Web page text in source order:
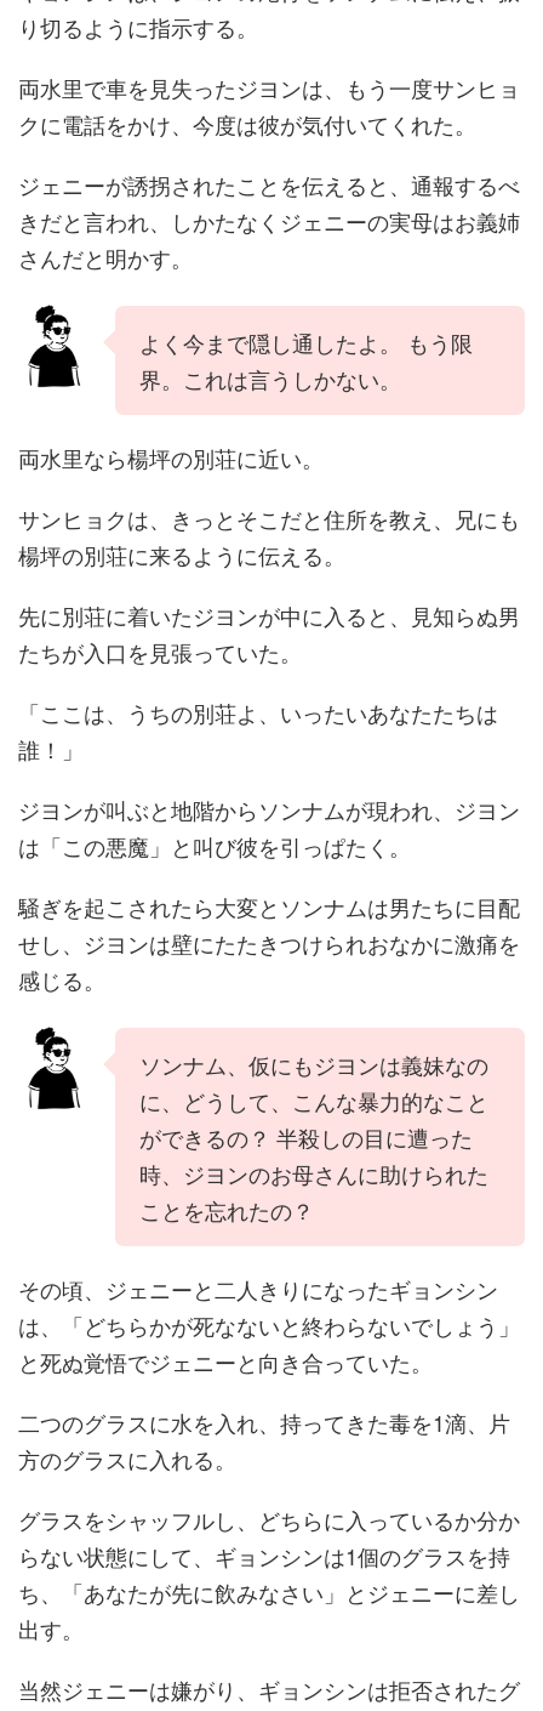
り切るように指示する。
両水里で車を見失ったジヨンは、もう一度サンヒョ
クに電話をかけ、今度は彼が気付いてくれた。
ジェニーが誘拐されたことを伝えると、通報するべ
きだと言われ、しかたなくジェニーの実母はお義姉
さんだと明かす。
よく今まで隠し通したよ。 もう限
界。これは言うしかない。
両水里なら楊坪の別荘に近い。
サンヒョクは、きっとそこだと住所を教え、兄にも
楊坪の別荘に来るように伝える。
先に別荘に着いたジヨンが中に入ると、見知らぬ男
たちが入口を見張っていた。
「ここは、うちの別荘よ、いったいあなたたちは
誰！」
ジヨンが叫ぶと地階からソンナムが現われ、ジヨン
は「この悪魔」と叫び彼を引っぱたく。
騒ぎを起こされたら大変とソンナムは男たちに目配
せし、ジヨンは壁にたたきつけられおなかに激痛を
感じる。
ソンナム、仮にもジヨンは義妹なの
に、どうして、こんな暴力的なこと
ができるの？ 半殺しの目に遭った
時、ジヨンのお母さんに助けられた
ことを忘れたの？
その頃、ジェニーと二人きりになったギョンシン
は、「どちらかが死なないと終わらないでしょう」
と死ぬ覚悟でジェニーと向き合っていた。
二つのグラスに水を入れ、持ってきた毒を1滴、片
方のグラスに入れる。
グラスをシャッフルし、どちらに入っているか分か
らない状態にして、ギョンシンは1個のグラスを持
ち、「あなたが先に飲みなさい」とジェニーに差し
出す。
当然ジェニーは嫌がり、ギョンシンは拒否されたグ